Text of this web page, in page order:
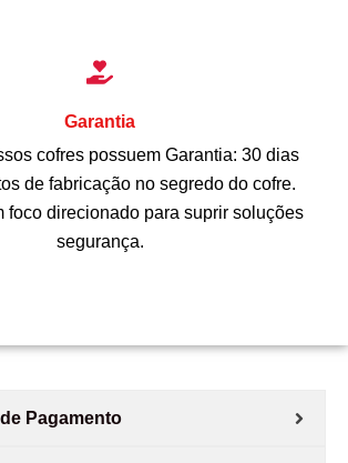
Garantia
cofres possuem Garantia: 30 dias
de fabricação no segredo do cofre.
foco direcionado para suprir soluções
segurança.
Pagamento